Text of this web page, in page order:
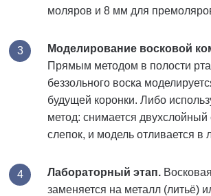
моляров и 8 мм для
Моделирование восковой
Прямым методом в полости
беззольного воска
будущей коронки. Либо
метод: снимается
слепок, и модель отливается в
Лабораторный этап.
заменяется на металл (литьё)